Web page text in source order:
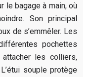
le bagage à main, où
Son principal
de s’emmêler. Les
pochettes
les colliers,
souple protège